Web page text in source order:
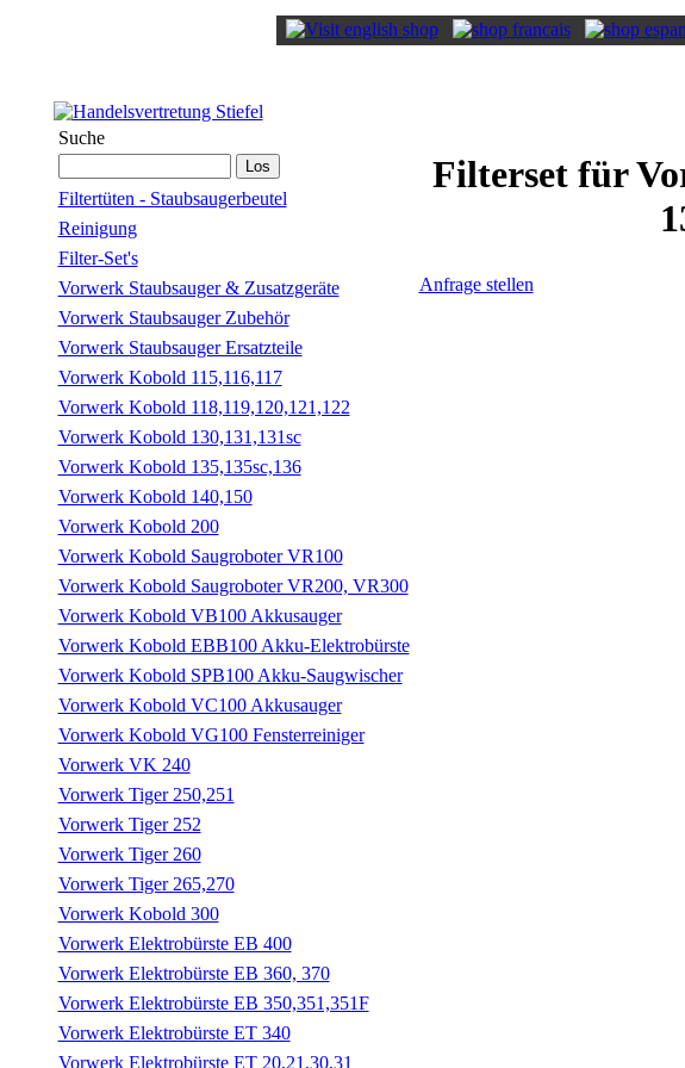
Suche
Filtertüten - Staubsaugerbeutel
Reinigung
Filter-Set's
Vorwerk Staubsauger & Zusatzgeräte
Vorwerk Staubsauger Zubehör
Vorwerk Staubsauger Ersatzteile
Vorwerk Kobold 115,116,117
Vorwerk Kobold 118,119,120,121,122
Vorwerk Kobold 130,131,131sc
Vorwerk Kobold 135,135sc,136
Vorwerk Kobold 140,150
Vorwerk Kobold 200
Vorwerk Kobold Saugroboter VR100
Vorwerk Kobold Saugroboter VR200, VR300
Vorwerk Kobold VB100 Akkusauger
Vorwerk Kobold EBB100 Akku-Elektrobürste
Vorwerk Kobold SPB100 Akku-Saugwischer
Vorwerk Kobold VC100 Akkusauger
Vorwerk Kobold VG100 Fensterreiniger
Vorwerk VK 240
Vorwerk Tiger 250,251
Vorwerk Tiger 252
Vorwerk Tiger 260
Vorwerk Tiger 265,270
Vorwerk Kobold 300
Vorwerk Elektrobürste EB 400
Vorwerk Elektrobürste EB 360, 370
Vorwerk Elektrobürste EB 350,351,351F
Vorwerk Elektrobürste ET 340
Vorwerk Elektrobürste ET 20,21,30,31
Filterset für
Anfrage stellen